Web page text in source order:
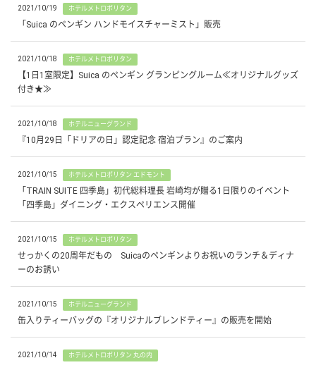
2021/10/19 ホテルメトロポリタン
「Suica のペンギン ハンドモイスチャーミスト」販売
2021/10/18 ホテルメトロポリタン
【1日1室限定】Suica のペンギン グランピングルーム≪オリジナルグッズ
付き★≫
2021/10/18 ホテルニューグランド
『10月29日「ドリアの日」認定記念 宿泊プラン』のご案内
2021/10/15 ホテルメトロポリタン エドモント
「TRAIN SUITE 四季島」初代総料理長 岩崎均が贈る1日限りのイベント
「四季島」ダイニング・エクスペリエンス開催
2021/10/15 ホテルメトロポリタン
せっかくの20周年だもの Suicaのペンギンよりお祝いのランチ＆ディナ
ーのお誘い
2021/10/15 ホテルニューグランド
缶入りティーバッグの『オリジナルブレンドティー』の販売を開始
2021/10/14 ホテルメトロポリタン 丸の内